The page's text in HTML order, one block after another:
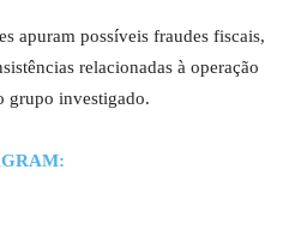
apuram possíveis fraudes fiscais,
relacionadas à operação
grupo investigado.